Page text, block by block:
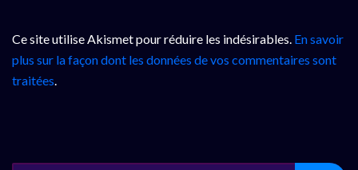
Ce site utilise Akismet pour réduire les indésirables. En savoir
plus sur la façon dont les données de vos commentaires sont
traitées.